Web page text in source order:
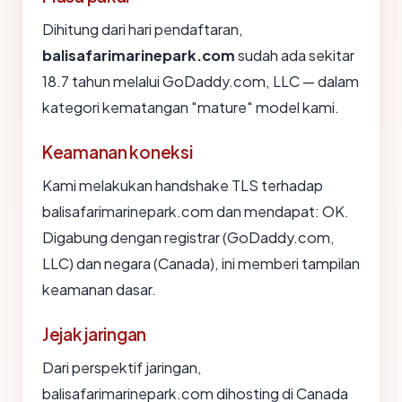
Dihitung dari hari pendaftaran,
balisafarimarinepark.comsudah ada sekitar
18.7 tahun melalui GoDaddy.com, LLC — dalam
kategori kematangan "mature" model kami.
Keamanan koneksi
Kami melakukan handshake TLS terhadap
balisafarimarinepark.com dan mendapat: OK.
Digabung dengan registrar (GoDaddy.com,
LLC) dan negara (Canada), ini memberi tampilan
keamanan dasar.
Jejak jaringan
Dari perspektif jaringan,
balisafarimarinepark.com dihosting di Canada